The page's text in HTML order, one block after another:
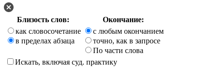
Близость слов:
Окончание:
как словосочетание
в пределах абзаца
с любым окончанием
точно, как в запросе
По части слова
Искать, включая суд. практику